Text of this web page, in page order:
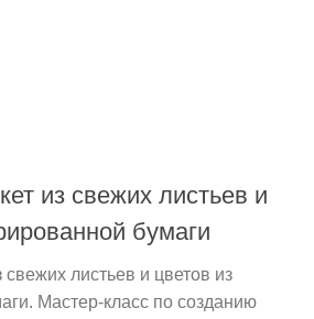
из свежих листьев и
бумаги
листьев и цветов из
Мастер-класс по созданию